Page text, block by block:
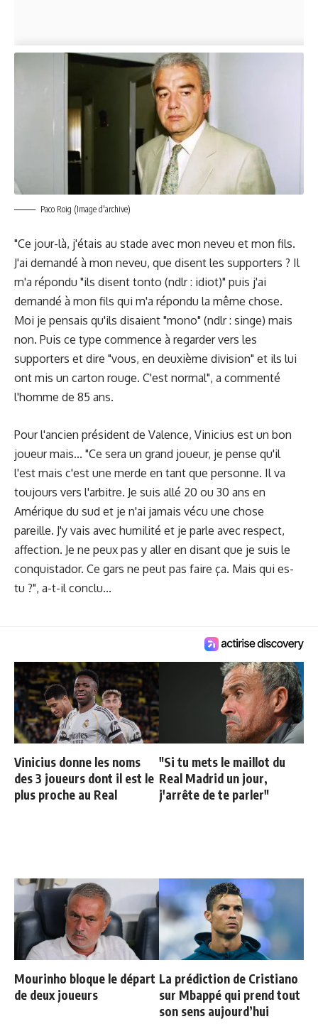
Paco Roig (Image d'archive)
"Ce jour-là, j'étais au stade avec mon neveu et mon fils.
J'ai demandé à mon neveu, que disent les supporters ? Il
m'a répondu "ils disent tonto (ndlr : idiot)" puis j'ai
demandé à mon fils qui m'a répondu la même chose.
Moi je pensais qu'ils disaient "mono" (ndlr : singe) mais
non. Puis ce type commence à regarder vers les
supporters et dire "vous, en deuxième division" et ils lui
ont mis un carton rouge. C'est normal", a commenté
l'homme de 85 ans.
Pour l'ancien président de Valence, Vinicius est un bon
joueur mais... "Ce sera un grand joueur, je pense qu'il
l'est mais c'est une merde en tant que personne. Il va
toujours vers l'arbitre. Je suis allé 20 ou 30 ans en
Amérique du sud et je n'ai jamais vécu une chose
pareille. J'y vais avec humilité et je parle avec respect,
affection. Je ne peux pas y aller en disant que je suis le
conquistador. Ce gars ne peut pas faire ça. Mais qui es-
tu ?", a-t-il conclu...
Vinicius donne les noms
des 3 joueurs dont il est le
plus proche au Real
"Si tu mets le maillot du
Real Madrid un jour,
j'arrête de te parler"
Mourinho bloque le départ
de deux joueurs
La prédiction de Cristiano
sur Mbappé qui prend tout
son sens aujourd’hui